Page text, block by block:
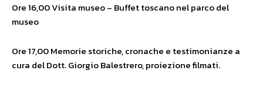
Ore 16,00 Visita museo – Buffet toscano nel parco del
museo
Ore 17,00 Memorie storiche, cronache e testimonianze a
cura del Dott. Giorgio Balestrero, proiezione filmati.